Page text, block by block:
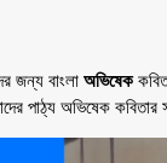
জন্য বাংলা অভিষেক
পাঠ্য অভিষেক